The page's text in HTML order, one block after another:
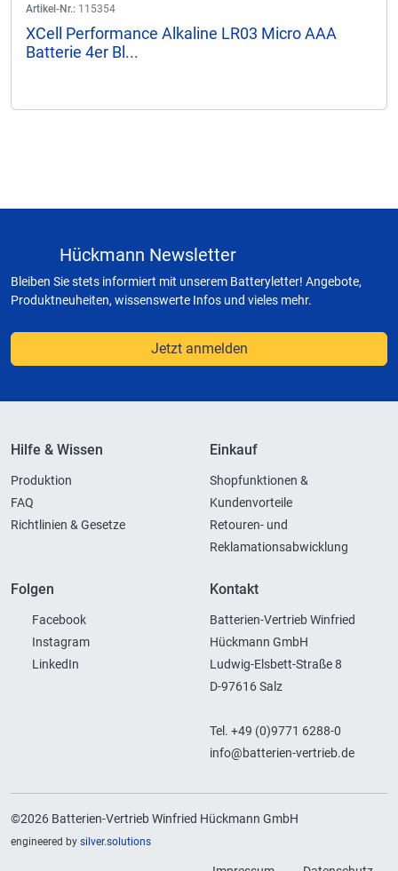
Artikel-Nr.: 115354
XCell Performance Alkaline LR03 Micro AAA
Batterie 4er Bl...
Hückmann Newsletter
Bleiben Sie stets informiert mit unserem Batteryletter! Angebote,
Produktneuheiten, wissenswerte Infos und vieles mehr.
Jetzt anmelden
Hilfe & Wissen
Produktion
FAQ
Richtlinien & Gesetze
Einkauf
Shopfunktionen &
Kundenvorteile
Retouren- und
Reklamationsabwicklung
Folgen
Facebook
Instagram
LinkedIn
Kontakt
Batterien-Vertrieb Winfried
Hückmann GmbH
Ludwig-Elsbett-Straße 8
D-97616 Salz
Tel. +49 (0)9771 6288-0
info@batterien-vertrieb.de
©2026 Batterien-Vertrieb Winfried Hückmann GmbH
engineered by silver.solutions